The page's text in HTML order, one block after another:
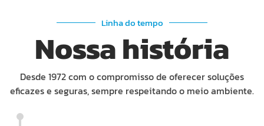
Linha do tempo
Nossa história
Desde 1972 com o compromisso de oferecer soluções
eficazes e seguras, sempre respeitando o meio ambiente.